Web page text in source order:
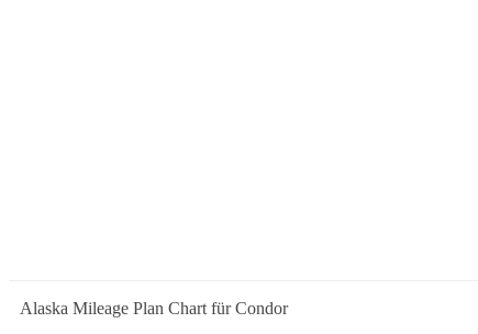
Alaska Mileage Plan Chart für Condor